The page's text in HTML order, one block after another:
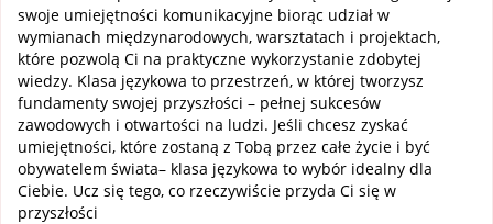
swoje umiejętności komunikacyjne biorąc udział w
wymianach międzynarodowych, warsztatach i projektach,
które pozwolą Ci na praktyczne wykorzystanie zdobytej
wiedzy. Klasa językowa to przestrzeń, w której tworzysz
fundamenty swojej przyszłości – pełnej sukcesów
zawodowych i otwartości na ludzi. Jeśli chcesz zyskać
umiejętności, które zostaną z Tobą przez całe życie i być
obywatelem świata– klasa językowa to wybór idealny dla
Ciebie. Ucz się tego, co rzeczywiście przyda Ci się w
przyszłości